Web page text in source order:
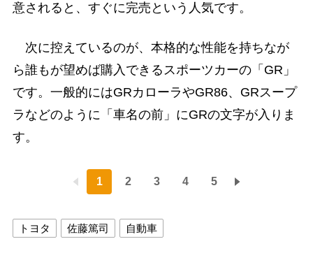
意されると、すぐに完売という人気です。
次に控えているのが、本格的な性能を持ちなが
ら誰もが望めば購入できるスポーツカーの「GR」
です。一般的にはGRカローラやGR86、GRスープ
ラなどのように「車名の前」にGRの文字が入りま
す。
1 2 3 4 5
トヨタ 佐藤篤司 自動車